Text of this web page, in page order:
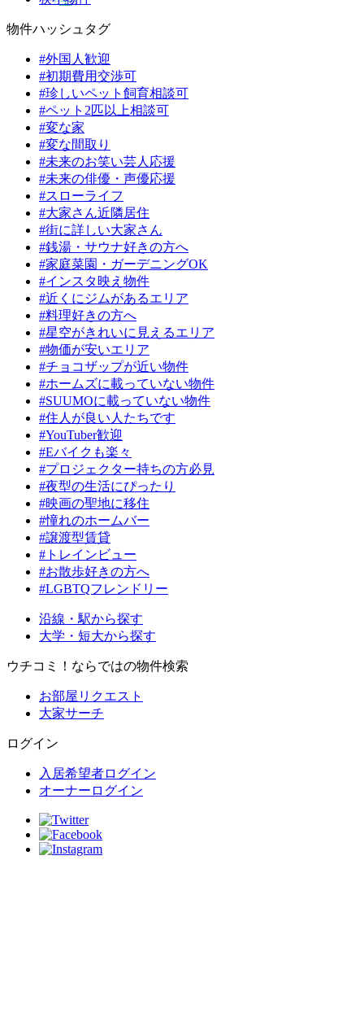
物件ハッシュタグ
#外国人歓迎
#初期費用交渉可
#珍しいペット飼育相談可
#ペット2匹以上相談可
#変な家
#変な間取り
#未来のお笑い芸人応援
#未来の俳優・声優応援
#スローライフ
#大家さん近隣居住
#街に詳しい大家さん
#銭湯・サウナ好きの方へ
#家庭菜園・ガーデニングOK
#インスタ映え物件
#近くにジムがあるエリア
#料理好きの方へ
#星空がきれいに見えるエリア
#物価が安いエリア
#チョコザップが近い物件
#ホームズに載っていない物件
#SUUMOに載っていない物件
#住人が良い人たちです
#YouTuber歓迎
#Eバイクも楽々
#プロジェクター持ちの方必見
#夜型の生活にぴったり
#映画の聖地に移住
#憧れのホームバー
#譲渡型賃貸
#トレインビュー
#お散歩好きの方へ
#LGBTQフレンドリー
沿線・駅から探す
大学・短大から探す
ウチコミ！ならではの物件検索
お部屋リクエスト
大家サーチ
ログイン
入居希望者ログイン
オーナーログイン